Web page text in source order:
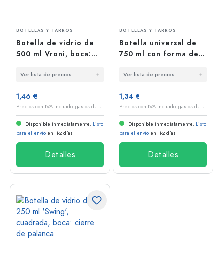
BOTELLAS Y TARROS
Botella de vidrio de
500 ml Vroni, boca:
Ver lista de precios
1,46 €
P
recios con IVA incluido, gastos de envío excluidos
Disponible inmediatamente. Listo
para el envío en: 1-2 días
Detalles
BOTELLAS Y TARROS
Botella universal de
750 ml con forma de
boca: PP 28
Ver lista de precios
1,34 €
P
recios con IVA incluido, gastos de envío excluidos
Disponible inmediatamente. Listo
para el envío en: 1-2 días
Detalles